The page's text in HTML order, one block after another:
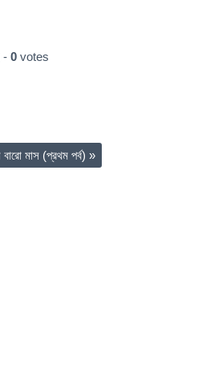
- 0 votes
মাস (প্রথম পর্ব) »